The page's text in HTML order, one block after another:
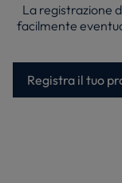
La registrazione
facilmente
Registra il tuo